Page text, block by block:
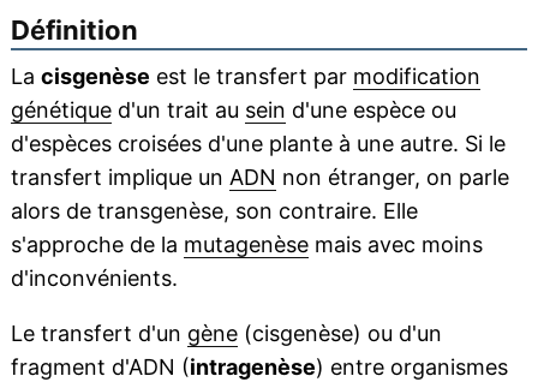
Définition
La cisgenèse est le transfert par modification
génétiqued'un trait au sein d'une espèce ou
d'espèces croisées d'une plante à une autre. Si le
transfert implique un ADN non étranger, on parle
alors de transgenèse, son contraire. Elle
s'approche de la mutagenèsemais avec moins
d'inconvénients.
Le transfert d'un gène(cisgenèse) ou d'un
fragment d'ADN (intragenèse) entre organismes